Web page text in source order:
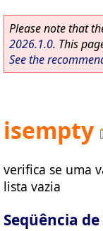
Please note that
2026.1.0. This
See the
isempty
verifica se uma
lista vazia
Seqüência